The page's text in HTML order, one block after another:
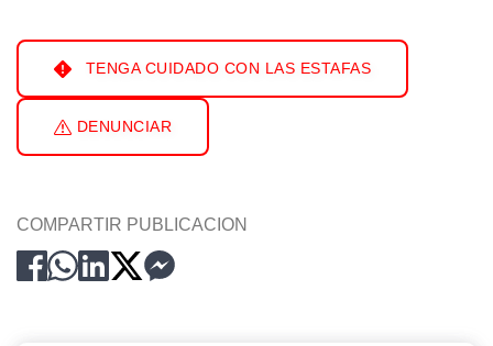
TENGA CUIDADO CON LAS ESTAFAS
DENUNCIAR
COMPARTIR PUBLICACION